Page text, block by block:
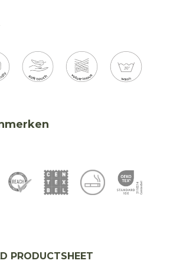
PRODUCTSHEET